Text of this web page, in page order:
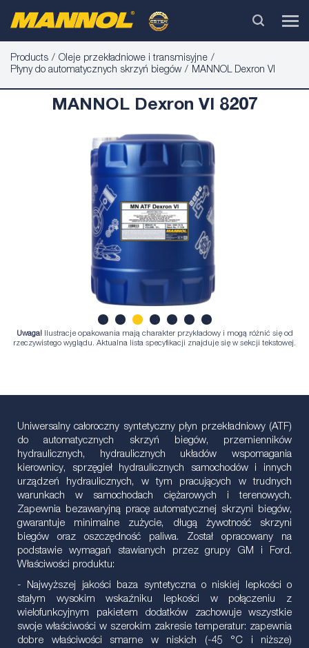
Products
Oleje przekładniowe i transmisyjne
Płyny do automatycznych skrzyń biegów
MANNOL Dexron VI
MANNOL Dexron VI 8207
1 3 4 5 6 7
Uwaga! Ilustracje opakowania mają charakter przykładowy i mogą różnić się od
rzeczywistego wyglądu. Aktualna lista specyfikacji znajduje się w sekcji tekstowej.
Uniwersalny całoroczny syntetyczny płyn przekładniowy (ATF)
do automatycznych skrzyń biegów, przemienników
hydraulicznych, hydraulicznych układów wspomagania
kierownicy, sprzęgieł hydraulicznych samochodów i innych
urządzeń hydraulicznych, w tym pracujących w trudnych
warunkach w samochodach ciężarowych i terenowych.
Zapewnia bezawaryjną pracę automatycznej skrzyni biegów,
gwarantuje minimalne zużycie, długą żywotność skrzyni
biegów oraz oszczędność paliwa. Został opracowany na
podstawie wymagań stawianych przez grupy GM i Ford.
Właściwości produktu:
- Najwyższej jakości baza syntetyczna o niskiej lepkości o
stałym wysokim wskaźniku lepkości w połączeniu z
wielofunkcyjnym pakietem dodatków zachowuje wszystkie
swoje właściwości w szerokim zakresie temperatur: zapewnia
dobre właściwości smarne w niskich (-45 °C i niższe)